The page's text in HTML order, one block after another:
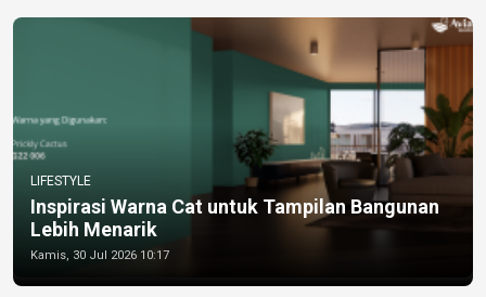
LIFESTYLE
Inspirasi Warna Cat untuk Tampilan Bangunan
Lebih Menarik
Kamis, 30 Jul 2026 10:17